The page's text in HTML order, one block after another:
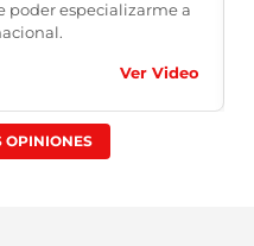
poder especializarme a
Ver Video
OPINIONES